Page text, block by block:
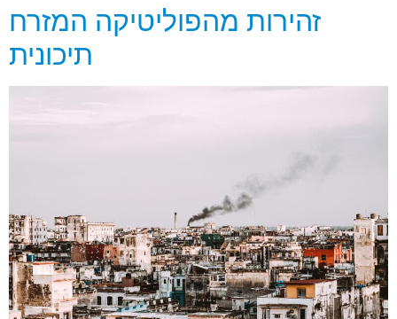
זהירות מהפוליטיקה המזרח
תיכונית